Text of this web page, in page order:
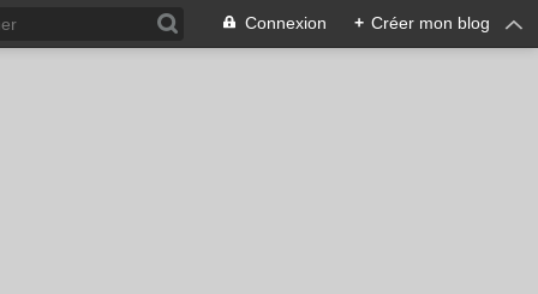
Connexion + Créer mon blog